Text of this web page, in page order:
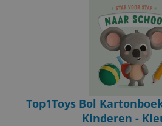
Top1Toys Bol
Kinderen -